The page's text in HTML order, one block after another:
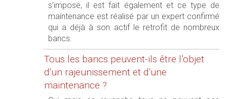
s’impose, il est fait également et ce type de
maintenance est réalisé par un expert confirmé
qui a déjà à son actif le retrofit de nombreux
bancs.
Tous les bancs peuvent-ils être l’objet
d’un rajeunissement et d’une
maintenance ?